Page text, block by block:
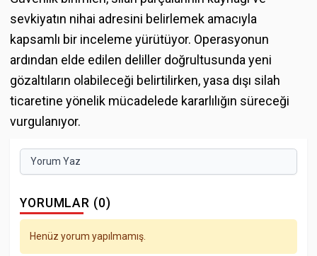
sevkiyatın nihai adresini belirlemek amacıyla
kapsamlı bir inceleme yürütüyor. Operasyonun
ardından elde edilen deliller doğrultusunda yeni
gözaltıların olabileceği belirtilirken, yasa dışı silah
ticaretine yönelik mücadelede kararlılığın süreceği
vurgulanıyor.
Yorum Yaz
YORUMLAR (0)
Henüz yorum yapılmamış.